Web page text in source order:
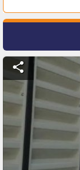
share